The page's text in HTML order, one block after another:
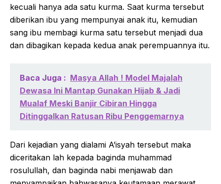
kecuali hanya ada satu kurma. Saat kurma tersebut
diberikan ibu yang mempunyai anak itu, kemudian
sang ibu membagi kurma satu tersebut menjadi dua
dan dibagikan kepada kedua anak perempuannya itu.
Baca Juga : Masya Allah ! Model Majalah
Dewasa Ini Mantap Gunakan Hijab & Jadi
Mualaf Meski Banjir Cibiran Hingga
Ditinggalkan Ratusan Ribu Penggemarnya
Dari kejadian yang dialami A’isyah tersebut maka
diceritakan lah kepada baginda muhammad
rosulullah, dan baginda nabi menjawab dan